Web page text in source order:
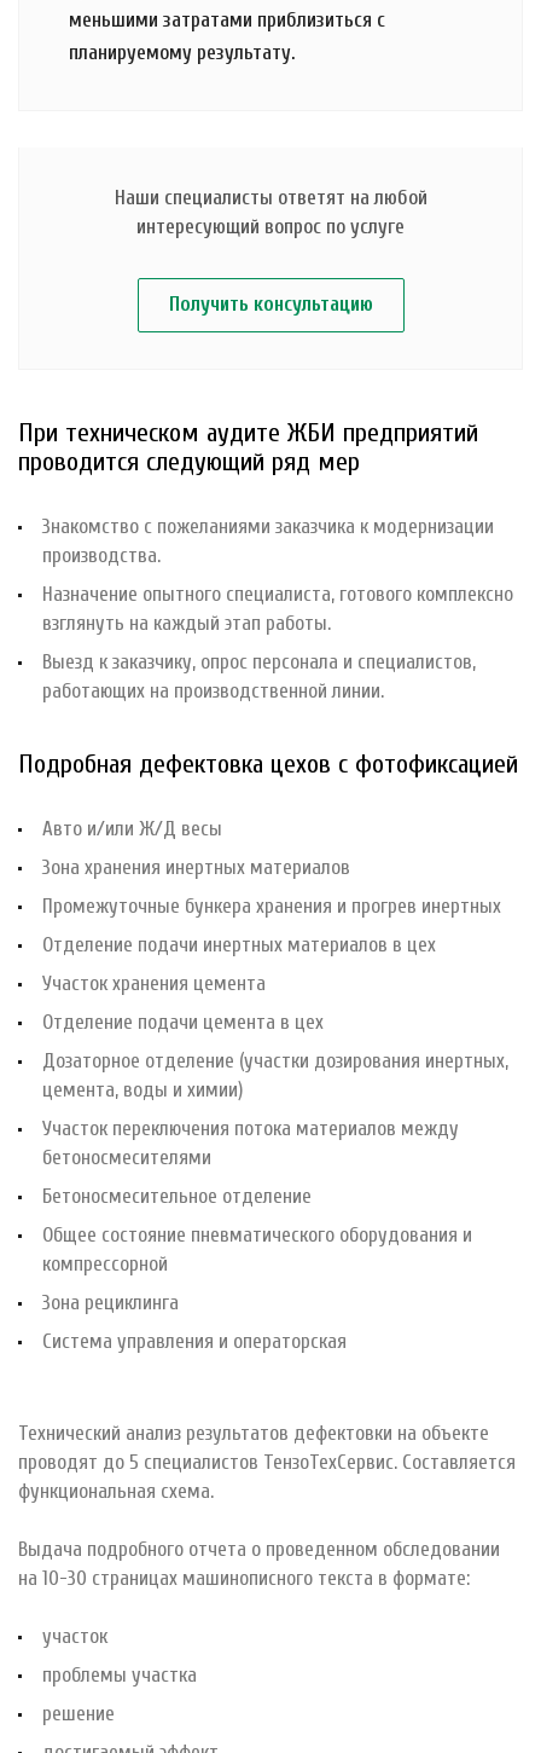
меньшими затратами приблизиться с
планируемому результату.
Наши специалисты ответят на любой
интересующий вопрос по услуге
Получить консультацию
При техническом аудите ЖБИ предприятий
проводится следующий ряд мер
Знакомство с пожеланиями заказчика к модернизации
производства.
Назначение опытного специалиста, готового комплексно
взглянуть на каждый этап работы.
Выезд к заказчику, опрос персонала и специалистов,
работающих на производственной линии.
Подробная дефектовка цехов с фотофиксацией
Авто и/или Ж/Д весы
Зона хранения инертных материалов
Промежуточные бункера хранения и прогрев инертных
Отделение подачи инертных материалов в цех
Участок хранения цемента
Отделение подачи цемента в цех
Дозаторное отделение (участки дозирования инертных,
цемента, воды и химии)
Участок переключения потока материалов между
бетоносмесителями
Бетоносмесительное отделение
Общее состояние пневматического оборудования и
компрессорной
Зона рециклинга
Система управления и операторская
Технический анализ результатов дефектовки на объекте
проводят до 5 специалистов ТензоТехСервис. Составляется
функциональная схема.
Выдача подробного отчета о проведенном обследовании
на 10-30 страницах машинописного текста в формате:
участок
проблемы участка
решение